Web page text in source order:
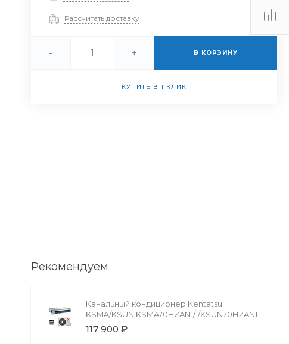
Рассчитать доставку
- + В КОРЗИНУ
КУПИТЬ В 1 КЛИК
Рекомендуем
Канальный кондиционер Kentatsu
KSMA/KSUN KSMA70HZAN1/1/KSUN70HZAN1
117 900 ₽